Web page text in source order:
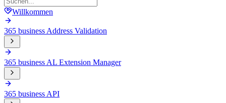
Willkommen
365 business Address Validation
365 business AL Extension Manager
365 business API